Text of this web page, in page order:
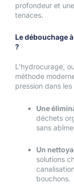
profondeur et
tenaces.
Le débouchage
?
L’hydrocurage,
méthode
pression dans
Une
déchets
sans
Un
solutions
bouchons.